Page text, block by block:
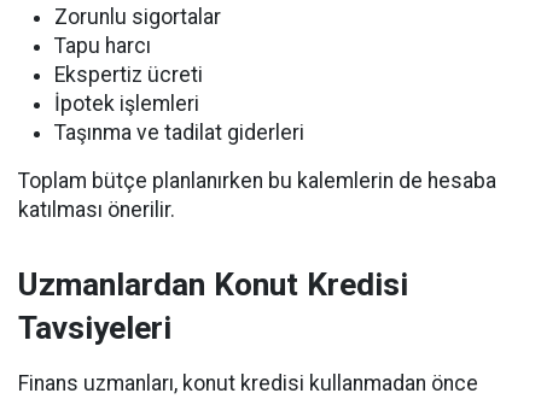
Zorunlu sigortalar
Tapu harcı
Ekspertiz ücreti
İpotek işlemleri
Taşınma ve tadilat giderleri
Toplam bütçe planlanırken bu kalemlerin de hesaba
katılması önerilir.
Uzmanlardan Konut Kredisi
Tavsiyeleri
Finans uzmanları, konut kredisi kullanmadan önce